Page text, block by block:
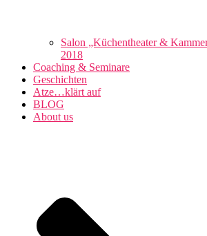
Salon „Küchentheater &
2018
Coaching & Seminare
Geschichten
Atze…klärt auf
BLOG
About us